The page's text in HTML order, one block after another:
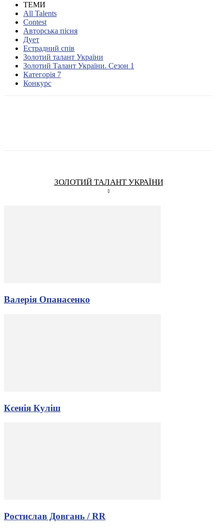
ТЕМИ
All Talents
Contest
Авторська пісня
Дует
Естрадний спів
Золотий талант України
Золотий Талант України. Сезон 1
Категорія 7
Конкурс
ЗОЛОТИЙ ТАЛАНТ УКРАЇНИ
Валерія Опанасенко
Ксенія Куліш
Ростислав Довгань / RR